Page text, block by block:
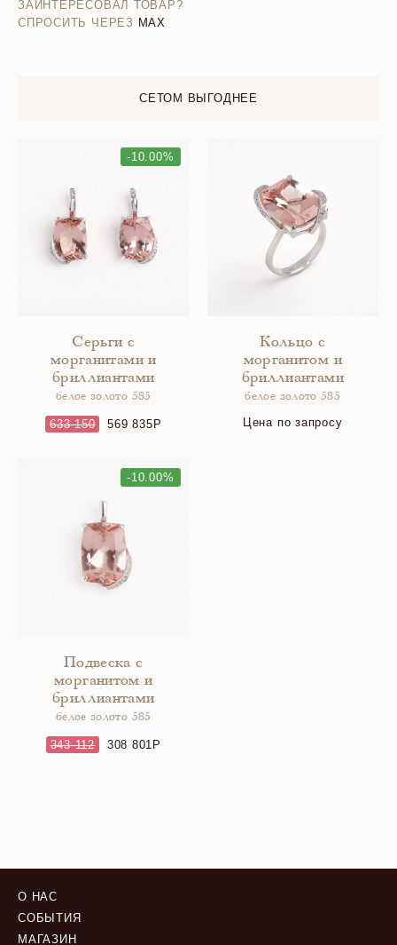
ЗАИНТЕРЕСОВАЛ ТОВАР?
СПРОСИТЬ ЧЕРЕЗ MAX
СЕТОМ ВЫГОДНЕЕ
-10.00%
Серьги с
морганитами и
бриллиантами
белое золото 585
633 150 569 835
Кольцо с
морганитом и
бриллиантами
белое золото 585
Цена по запросу
-10.00%
Подвеска с
морганитом и
бриллиантами
белое золото 585
343 112 308 801
О НАС
СОБЫТИЯ
МАГАЗИН